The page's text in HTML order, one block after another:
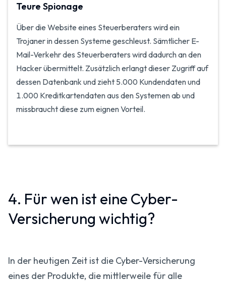
Teure Spionage
Über die Website eines Steuerberaters wird ein
Trojaner in dessen Systeme geschleust. Sämtlicher E-
Mail-Verkehr des Steuerberaters wird dadurch an den
Hacker übermittelt. Zusätzlich erlangt dieser Zugriff auf
dessen Datenbank und zieht 5.000 Kundendaten und
1.000 Kreditkartendaten aus den Systemen ab und
missbraucht diese zum eignen Vorteil.
4. Für wen ist eine Cyber-
Versicherung wichtig?
In der heutigen Zeit ist die Cyber-Versicherung
eines der Produkte, die mittlerweile für alle